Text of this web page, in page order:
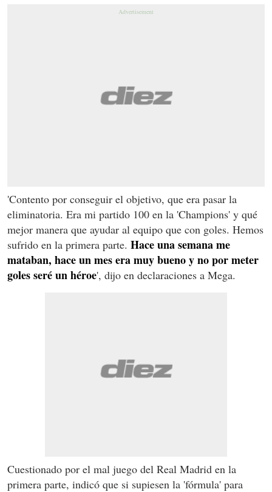
'Contento por conseguir el objetivo, que era pasar la
eliminatoria. Era mi partido 100 en la 'Champions' y qué
mejor manera que ayudar al equipo que con goles. Hemos
sufrido en la primera parte. Hace una semana me
mataban, hace un mes era muy bueno y no por meter
goles seré un héroe', dijo en declaraciones a Mega.
Cuestionado por el mal juego del Real Madrid en la
primera parte, indicó que si supiesen la 'fórmula' para